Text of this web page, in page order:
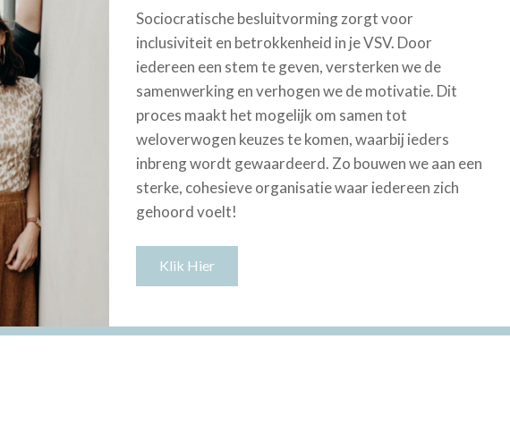
Sociocratische besluitvorming zorgt voor
inclusiviteit en betrokkenheid in je VSV. Door
iedereen een stem te geven, versterken we de
samenwerking en verhogen we de motivatie. Dit
proces maakt het mogelijk om samen tot
weloverwogen keuzes te komen, waarbij ieders
inbreng wordt gewaardeerd. Zo bouwen we aan een
sterke, cohesieve organisatie waar iedereen zich
gehoord voelt!
Klik Hier